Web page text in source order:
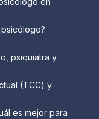
psiquiatra y
(TCC) y
es mejor para